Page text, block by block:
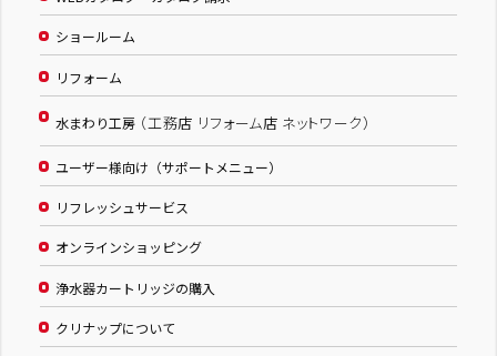
ショールーム
リフォーム
水まわり工房 （工務店 リフォーム店 ネットワーク）
ユーザー様向け（サポートメニュー）
リフレッシュサービス
オンラインショッピング
浄水器カートリッジの購入
クリナップについて